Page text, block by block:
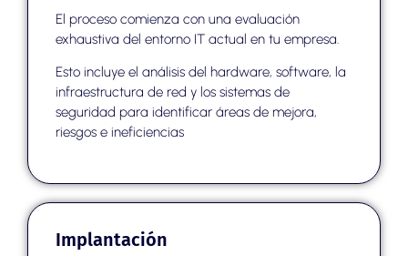
El proceso comienza con una evaluación
exhaustiva del entorno IT actual en tu empresa.
Esto incluye el análisis del hardware, software, la
infraestructura de red y los sistemas de
seguridad para identificar áreas de mejora,
riesgos e ineficiencias
Implantación